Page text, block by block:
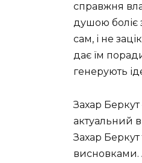
справжня
душою боліє
сам, і не
дає їм
генерують
Захар
актуальний
Захар
висновками.